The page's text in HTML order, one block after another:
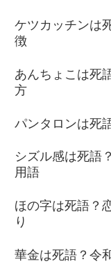
ケツカッチンは
徴
あんちょこは死
方
パンタロンは死
シズル感は死語
用語
ほの字は死語？
り
華金は死語？令